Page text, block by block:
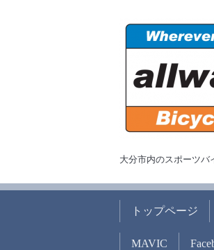
大分市内のスポーツバ
トップページ
MAVIC